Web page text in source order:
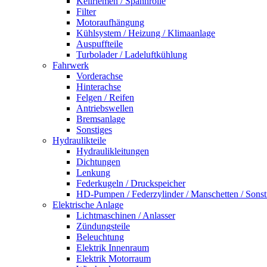
Filter
Motoraufhängung
Kühlsystem / Heizung / Klimaanlage
Auspuffteile
Turbolader / Ladeluftkühlung
Fahrwerk
Vorderachse
Hinterachse
Felgen / Reifen
Antriebswellen
Bremsanlage
Sonstiges
Hydraulikteile
Hydraulikleitungen
Dichtungen
Lenkung
Federkugeln / Druckspeicher
HD-Pumpen / Federzylinder / Manschetten /
Elektrische Anlage
Lichtmaschinen / Anlasser
Zündungsteile
Beleuchtung
Elektrik Innenraum
Elektrik Motorraum